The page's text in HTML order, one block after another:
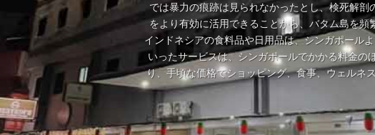
では暴力の痕跡は見られなかったとし、検死解
をより有効に活用できることから、バタム島を
インドネシアの食料品や日用品は、シンガポール
いったサービスは、シンガポールでかかる料金
り、手頃な価格でショッピング、食事、ウェルネ